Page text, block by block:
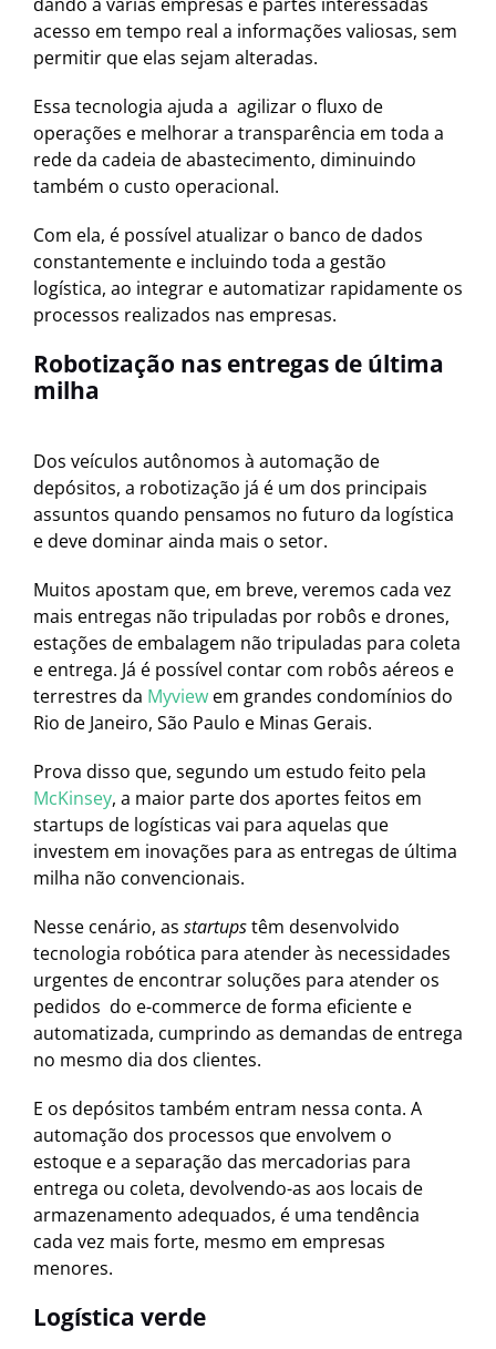
acesso em tempo real a informações valiosas, sem
permitir que elas sejam alteradas.
Essa tecnologia ajuda a agilizar o fluxo de
operações e melhorar a transparência em toda a
rede da cadeia de abastecimento, diminuindo
também o custo operacional.
Com ela, é possível atualizar o banco de dados
constantemente e incluindo toda a gestão
logística, ao integrar e automatizar rapidamente os
processos realizados nas empresas.
Robotização nas entregas de última
milha
Dos veículos autônomos à automação de
depósitos, a robotização já é um dos principais
assuntos quando pensamos no futuro da logística
e deve dominar ainda mais o setor.
Muitos apostam que, em breve, veremos cada vez
mais entregas não tripuladas por robôs e drones,
estações de embalagem não tripuladas para coleta
e entrega. Já é possível contar com robôs aéreos e
terrestres da Myview em grandes condomínios do
Rio de Janeiro, São Paulo e Minas Gerais.
Prova disso que, segundo um estudo feito pela
McKinsey, a maior parte dos aportes feitos em
startups de logísticas vai para aquelas que
investem em inovações para as entregas de última
milha não convencionais.
Nesse cenário, as startupstêm desenvolvido
tecnologia robótica para atender às necessidades
urgentes de encontrar soluções para atender os
pedidos do e-commerce de forma eficiente e
automatizada, cumprindo as demandas de entrega
no mesmo dia dos clientes.
E os depósitos também entram nessa conta. A
automação dos processos que envolvem o
estoque e a separação das mercadorias para
entrega ou coleta, devolvendo-as aos locais de
armazenamento adequados, é uma tendência
cada vez mais forte, mesmo em empresas
menores.
Logística verde